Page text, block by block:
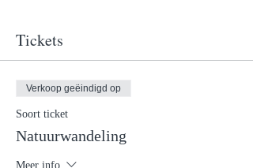
Tickets
Verkoop geëindigd op
Soort ticket
Natuurwandeling
Meer info